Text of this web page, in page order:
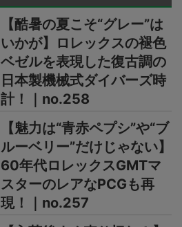
【酷暑の夏こそ“グレー”は
いかが】ロレックスの褪色
ベゼルを表現した復古調の
日本製機械式ダイバーズ時
計！｜no.258
【魅力は“青赤ペプシ”や“ブ
ルーベリー”だけじゃない】
60年代ロレックスGMTマ
スターのレアなPCGも再
現！｜no.257